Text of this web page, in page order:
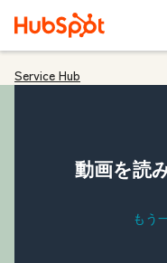
Service Hub